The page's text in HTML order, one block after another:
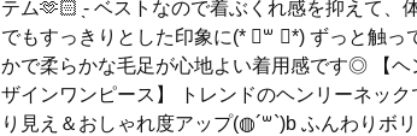
テム🫶🏻 ̖́-‬ ベストなので着ぶくれ感を抑えて、
でもすっきりとした印象に(* ॑꒳ ॑*) ずっと触っ
かで柔らかな毛足が心地よい着用感です◎ 【ヘ
ザインワンピース】 トレンドのヘンリーネック
り見え＆おしゃれ度アップ(◍´꒳`)b ふんわりボ